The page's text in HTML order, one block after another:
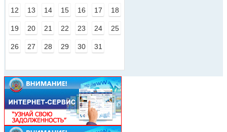
12 13 14 15 16 17 18
19 20 21 22 23 24 25
26 27 28 29 30 31